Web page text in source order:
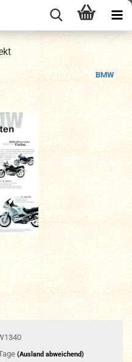
BMW
(Ausland abweichend)